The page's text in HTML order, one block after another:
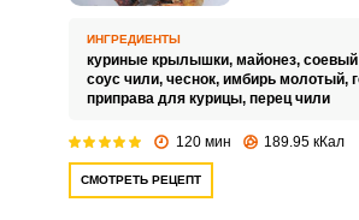
на мангале, они
нежными и
Маринад для
подобрать по
должны быть
ИНГРЕДИЕНТЫ
куриные крылышки, майонез, соевый
соус чили, чеснок, имбирь молотый,
приправа для курицы, перец чили
120 мин 189.95 кКал
СМОТРЕТЬ РЕЦЕПТ